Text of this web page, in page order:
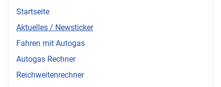
Startseite
Aktuelles / Newsticker
Fahren mit Autogas
Autogas Rechner
Reichweitenrechner